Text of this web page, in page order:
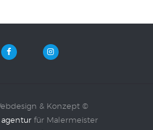
& Konzept ©
für Malermeister